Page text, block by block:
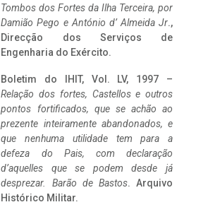
Tombos dos Fortes da Ilha Terceira, por
Damião Pego e António d’ Almeida Jr.,
Direcção dos Serviços de
Engenharia do Exército.
Boletim do IHIT, Vol. LV, 1997 –
Relação dos fortes, Castellos e outros
pontos fortificados, que se achão ao
prezente inteiramente abandonados, e
que nenhuma utilidade tem para a
defeza do Pais, com declaração
d’aquelles que se podem desde já
desprezar. Barão de Bastos. Arquivo
Histórico Militar.